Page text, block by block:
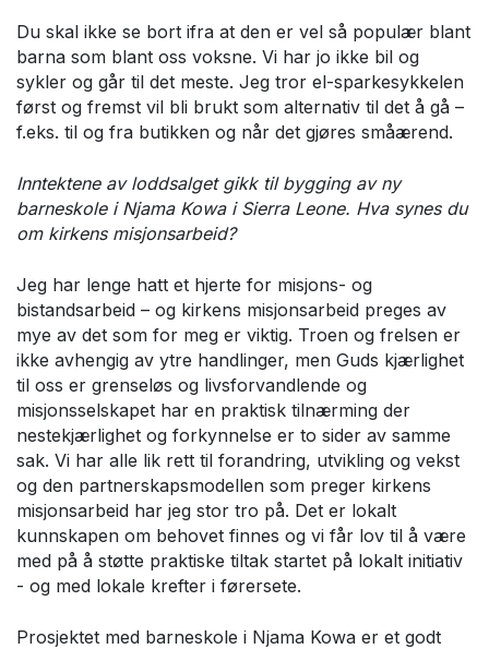
Du skal ikke se bort ifra at den er vel så populær blant
barna som blant oss voksne. Vi har jo ikke bil og
sykler og går til det meste. Jeg tror el-sparkesykkelen
først og fremst vil bli brukt som alternativ til det å gå –
f.eks. til og fra butikken og når det gjøres småærend.
Inntektene av loddsalget gikk til bygging av ny
barneskole i Njama Kowa i Sierra Leone. Hva synes du
om kirkens misjonsarbeid?
Jeg har lenge hatt et hjerte for misjons- og
bistandsarbeid – og kirkens misjonsarbeid preges av
mye av det som for meg er viktig. Troen og frelsen er
ikke avhengig av ytre handlinger, men Guds kjærlighet
til oss er grenseløs og livsforvandlende og
misjonsselskapet har en praktisk tilnærming der
nestekjærlighet og forkynnelse er to sider av samme
sak. Vi har alle lik rett til forandring, utvikling og vekst
og den partnerskapsmodellen som preger kirkens
misjonsarbeid har jeg stor tro på. Det er lokalt
kunnskapen om behovet finnes og vi får lov til å være
med på å støtte praktiske tiltak startet på lokalt initiativ
- og med lokale krefter i førersete.
Prosjektet med barneskole i Njama Kowa er et godt